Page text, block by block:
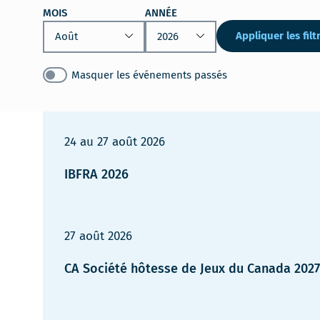
MOIS
ANNÉE
Appliquer les
Masquer les événements passés
24 au 27 août 2026
IBFRA 2026
27 août 2026
CA Société hôtesse de Jeux du Canada 2027